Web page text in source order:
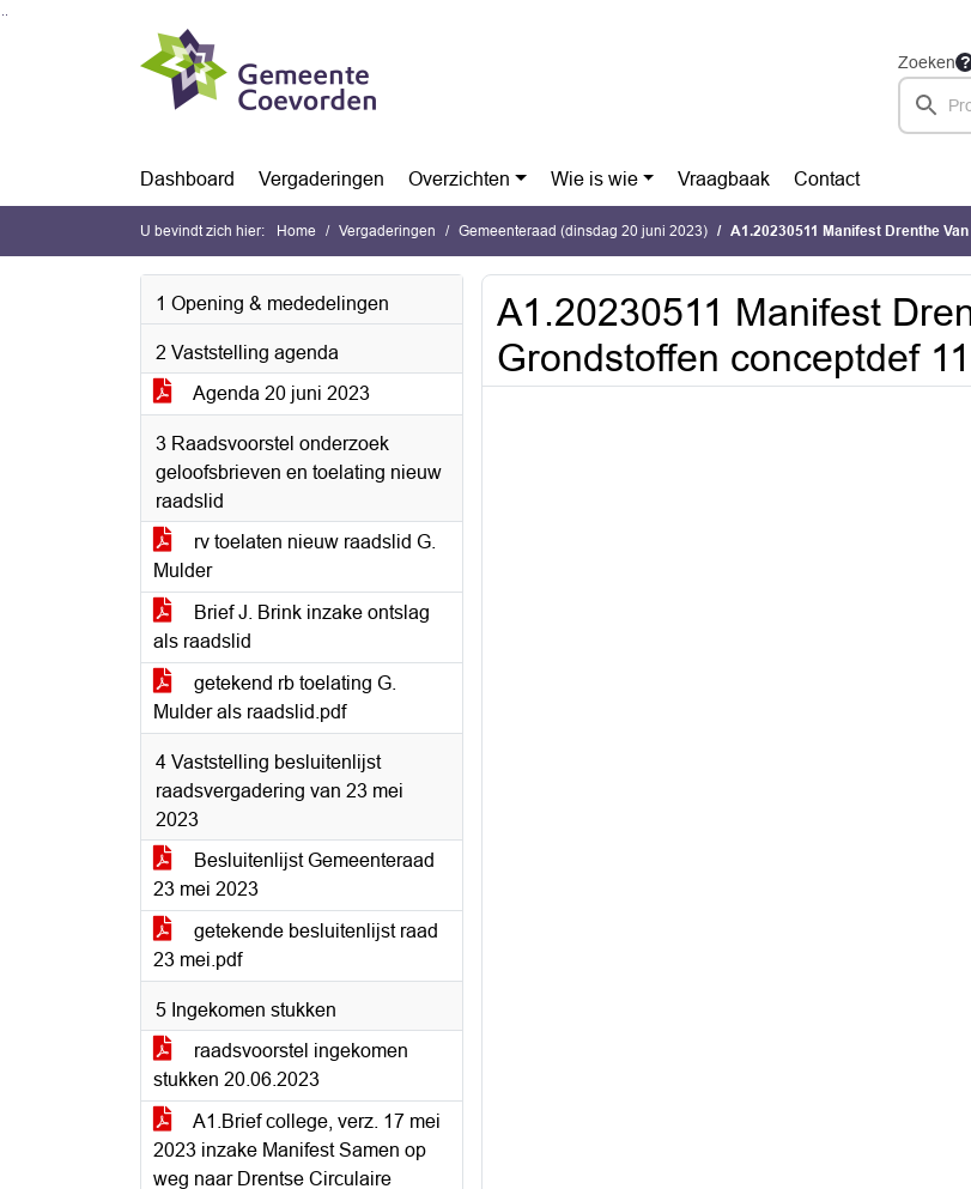
Ga naar de inhoud van deze pagina
Ga naar het zoeken
Ga naar het menu
Zoeken
Dashboard Vergaderingen Overzichten Wie is wie Vraagbaak Contact
U bevindt zich hier: Home Vergaderingen Gemeenteraad (dinsdag 20 juni 2023) A1.20230511 Manifest Drenthe Van Afval
1 Opening & mededelingen
2 Vaststelling agenda
Agenda 20 juni 2023
3 Raadsvoorstel onderzoek
geloofsbrieven en toelating nieuw
raadslid
rv toelaten nieuw raadslid G.
Mulder
Brief J. Brink inzake ontslag
als raadslid
getekend rb toelating G.
Mulder als raadslid.pdf
4 Vaststelling besluitenlijst
raadsvergadering van 23 mei
2023
Besluitenlijst Gemeenteraad
23 mei 2023
getekende besluitenlijst raad
23 mei.pdf
5 Ingekomen stukken
raadsvoorstel ingekomen
stukken 20.06.2023
A1.Brief college, verz. 17 mei
2023 inzake Manifest Samen op
weg naar Drentse Circulaire
A1.20230511 Manifest
Grondstoffen conceptdef